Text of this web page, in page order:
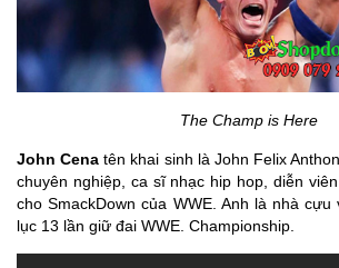
The Champ is Here
John Cena tên khai sinh là John Felix
chuyên nghiệp, ca sĩ nhạc hip hop, diễn
cho SmackDown của WWE. Anh là nhà
lục 13 lần giữ đai WWE. Championship.